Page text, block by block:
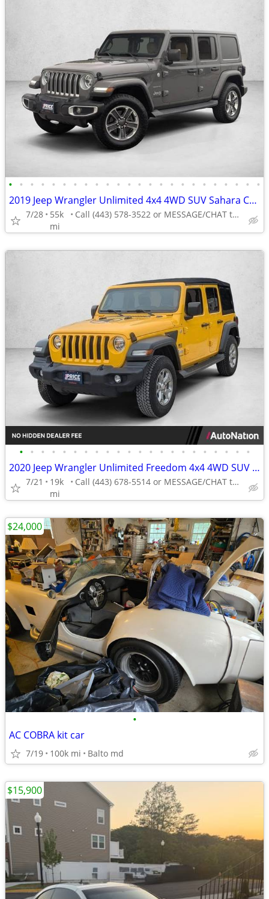
• • • • • • • • • • • • • • • • • • • • • • • •
2019 Jeep Wrangler Unlimited 4x4 4WD SUV Sahara Convertible
7/28
55k
mi
Call (443) 578-3522 or MESSAGE/CHAT to confirm availability
• • • • • • • • • • • • • • • • • • • • • •
2020 Jeep Wrangler Unlimited Freedom 4x4 4WD SUV AUTONATION
7/21
19k
mi
Call (443) 678-5514 or MESSAGE/CHAT to confirm availability
•
AC COBRA kit car
7/19 100k mi Balto md
$24,000
$15,900